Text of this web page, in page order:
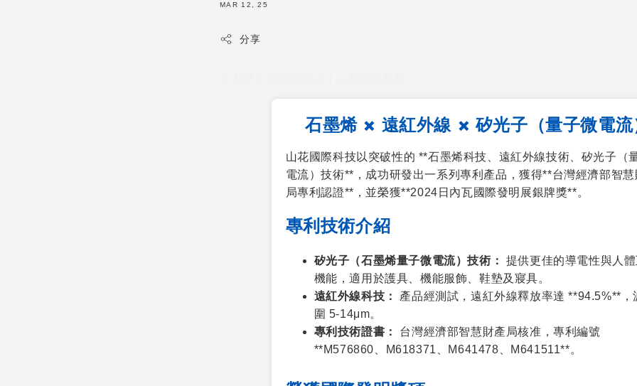
MAR 12, 25
分享
石墨烯 × 遠紅外線 × 矽光子（量子微電流
山花國際科技以突破性的 **石墨烯科技、遠紅外線技術、矽光子（
電流）技術**，成功研發出一系列專利產品，獲得**台灣經濟部智
局專利認證**，並榮獲**2024日內瓦國際發明展銀牌獎**。
專利技術介紹
矽光子 （石墨烯量子微電流）技術：
提供更佳的導電性與人
機能，適用於護具、機能服飾、鞋墊及寢具。
遠紅外線科技：
產品經測試，遠紅外線釋放率達 **94.5%**，
圍 5-14μm。
專利技術證書：
台灣經濟部智慧財產局核准，專利編號
**M576860、M618371、M641478、M641511**。